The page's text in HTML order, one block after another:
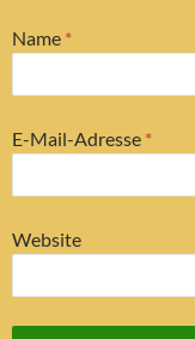
Name *
E-Mail-Adresse *
Website